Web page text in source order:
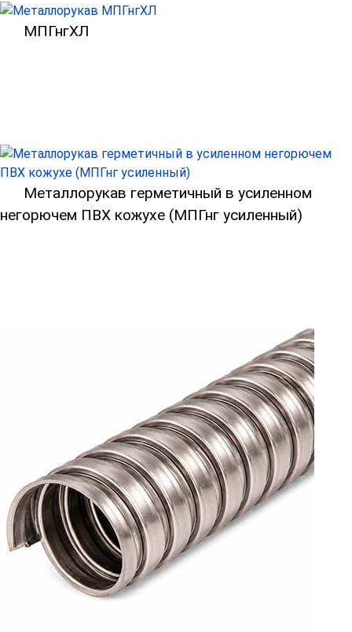
Металлорукав герметичный в ПВХ
МПГнгХЛ
Металлорукав герметичный в
Металлорукав герметичный в усиленном
негорючем ПВХ кожухе (МПГнг усиленный)
Металлорукав алюминиевый РЗ-АЛ,